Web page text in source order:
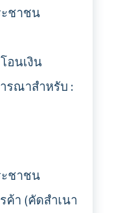
ะชาชน
อนเงิน
รณาสำหรับ :
ะชาชน
ค้า (คัดสำเนา